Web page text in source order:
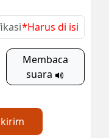
*Harus di isi
Membaca
suara
kirim